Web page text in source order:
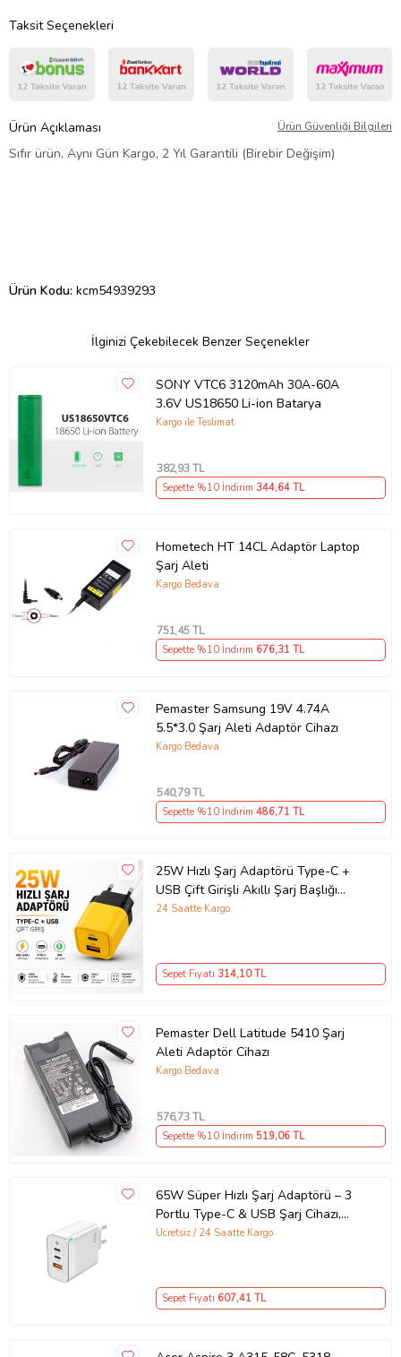
Taksit Seçenekleri
Ürün Açıklaması Ürün Güvenliği Bilgileri
Sıfır ürün, Aynı Gün Kargo, 2 Yıl Garantili (Birebir Değişim)
Ürün Kodu: kcm54939293
İlginizi Çekebilecek Benzer Seçenekler
SONY VTC6 3120mAh 30A-60A
3.6V US18650 Li-ion Batarya
Kargo ile Teslimat
382,93 TL
Sepette %10 İndirim 344,64 TL
Hometech HT 14CL Adaptör Laptop
Şarj Aleti
Kargo Bedava
751,45 TL
Sepette %10 İndirim 676,31 TL
Pemaster Samsung 19V 4.74A
5.5*3.0 Şarj Aleti Adaptör Cihazı
Kargo Bedava
540,79 TL
Sepette %10 İndirim 486,71 TL
25W Hızlı Şarj Adaptörü Type-C +
USB Çift Girişli Akıllı Şarj Başlığı
Kompakt Tasarım
24 Saatte Kargo
Sepet Fiyatı 314,10 TL
Pemaster Dell Latitude 5410 Şarj
Aleti Adaptör Cihazı
Kargo Bedava
576,73 TL
Sepette %10 İndirim 519,06 TL
65W Süper Hızlı Şarj Adaptörü – 3
Portlu Type-C & USB Şarj Cihazı,
GaN Teknolojili 65W Hızlı Şarj Cihazı
Adaptörü – Type-C ve USB Çıkışlı,
Evrensel 65W Duvar Tipi Şarj
Ücretsiz / 24 Saatte Kargo
Sepet Fiyatı 607,41 TL